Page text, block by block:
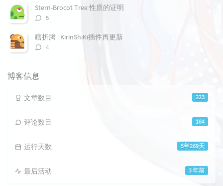
数：
Stern-Brocot Tree 性质的证明
评
数：
5
瞎折腾 | KirinShiKi插件再更新
评
4
博客信息
223
文章数目
184
评论数目
5年269天
运行天数
3 年前
最后活动